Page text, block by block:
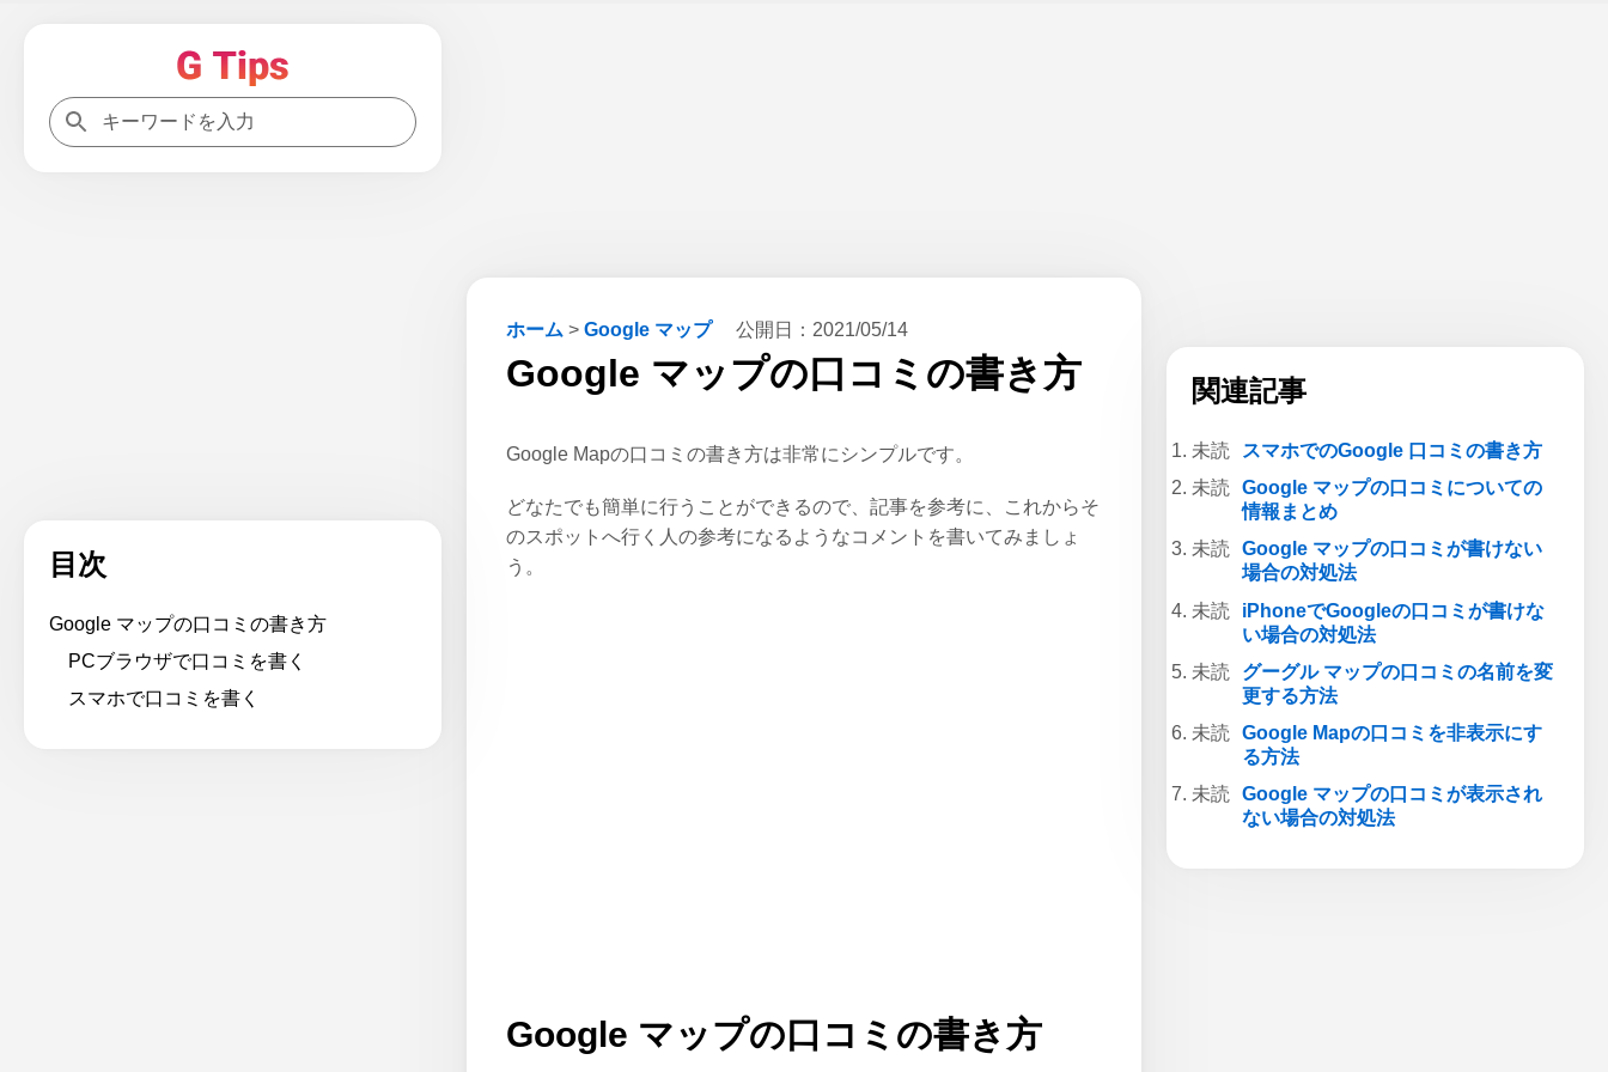
目次
Google マップの口コミの書き方
PCブラウザで口コミを書く
スマホで口コミを書く
ホーム > Google マップ 公開日： 2021/05/14
Google マップの口コミの書き方
Google Mapの口コミの書き方は非常にシンプルです。
どなたでも簡単に行うことができるので、記事を参考に、これからそ
のスポットへ行く人の参考になるようなコメントを書いてみましょ
う。
Google マップの口コミの書き方
関連記事
スマホでのGoogle 口コミの書き方
Google マップの口コミについての
情報まとめ
Google マップの口コミが書けない
場合の対処法
iPhoneでGoogleの口コミが書けな
い場合の対処法
グーグル マップの口コミの名前を変
更する方法
Google Mapの口コミを非表示にす
る方法
Google マップの口コミが表示され
ない場合の対処法